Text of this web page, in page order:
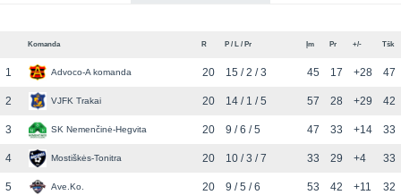
Komanda R P / L / Pr Įm Pr +/- Tšk
1 Advoco-A komanda 20 15 / 2 / 3 45 17 +28 47
2 VJFK Trakai 20 14 / 1 / 5 57 28 +29 42
3 SK Nemenčinė-Hegvita 20 9 / 6 / 5 47 33 +14 33
4 Mostiškės-Tonitra 20 10 / 3 / 7 33 29 +4 33
5 Ave.Ko. 20 9 / 5 / 6 53 42 +11 32